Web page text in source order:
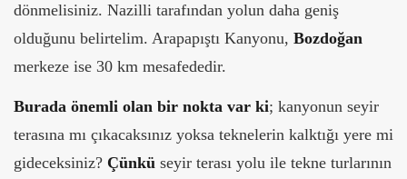
dönmelisiniz. Nazilli tarafından yolun daha geniş
olduğunu belirtelim. Arapapıştı Kanyonu, Bozdoğan
merkeze ise 30 km mesafededir.
Burada önemli olan bir nokta var ki; kanyonun seyir
terasına mı çıkacaksınız yoksa teknelerin kalktığı yere mi
gideceksiniz? Çünkü seyir terası yolu ile tekne turlarının